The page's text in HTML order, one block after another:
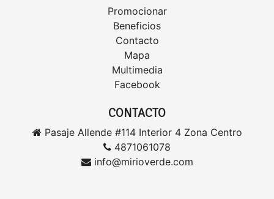
Promocionar
Beneficios
Contacto
Mapa
Multimedia
Facebook
CONTACTO
Pasaje Allende #114 Interior 4 Zona Centro
4871061078
info@mirioverde.com